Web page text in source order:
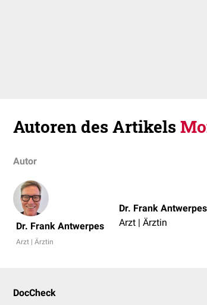
Autoren des Artikels
Autor
Dr. Frank Antwerpes
Arzt | Ärztin
Dr. Frank Antwerpes
Arzt | Ärztin
DocCheck